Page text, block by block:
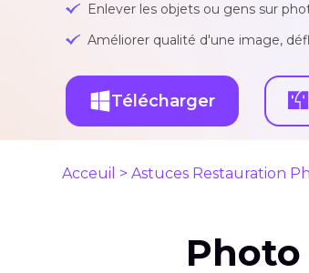
Enlever les objets ou gens sur
Améliorer qualité d'une image,
Télécharger
Acceuil > Astuces Restauration